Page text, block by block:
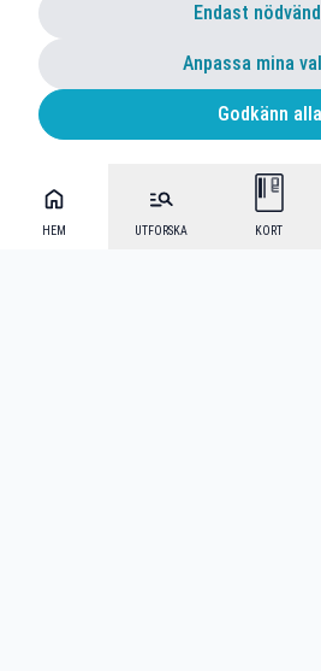
HEM UTFORSKA KORT
Endast
Anpassa mina val
Godkänn alla